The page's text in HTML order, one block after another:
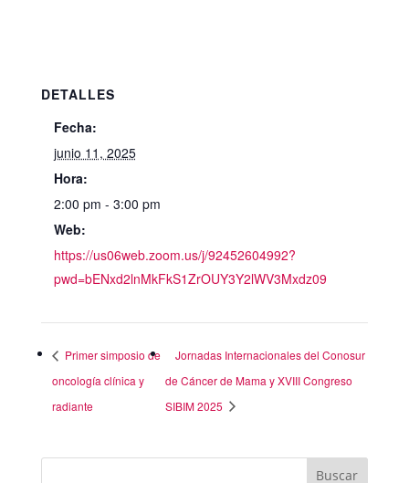
DETALLES
Fecha:
junio 11, 2025
Hora:
2:00 pm - 3:00 pm
Web:
https://us06web.zoom.us/j/92452604992?
pwd=bENxd2lnMkFkS1ZrOUY3Y2lWV3Mxdz09
Primer simposio de
oncología clínica y
radiante
Jornadas Internacionales del Conosur
de Cáncer de Mama y XVIII Congreso
SIBIM 2025